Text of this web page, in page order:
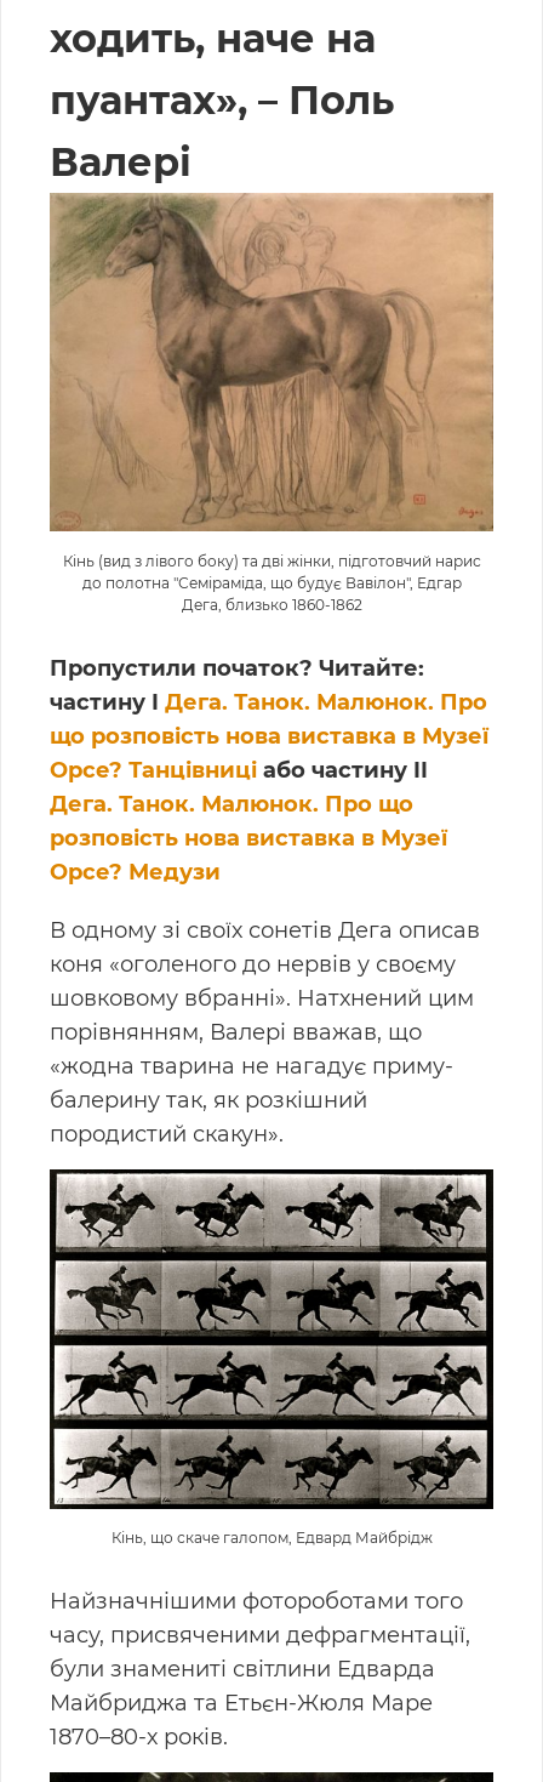
ходить, наче на
пуантах», – Поль
Валері
Кінь (вид з лівого боку) та дві жінки, підготовчий нарис
до полотна "Семіраміда, що будує Вавілон", Едгар
Дега, близько 1860-1862
Пропустили початок? Читайте:
частину I Дега. Танок. Малюнок. Про
що розповість нова виставка в Музеї
Орсе? Танцівниці або частину II
Дега. Танок. Малюнок. Про що
розповість нова виставка в Музеї
Орсе? Медузи
В одному зі своїх сонетів Дега описав
коня «оголеного до нервів у своєму
шовковому вбранні». Натхнений цим
порівнянням, Валері вважав, що
«жодна тварина не нагадує приму-
балерину так, як розкішний
породистий скакун».
Кінь, що скаче галопом, Едвард Мaйбрідж
Найзначнішими фотороботами того
часу, присвяченими дефрагментації,
були знамениті світлини Едварда
Майбриджа та Етьєн-Жюля Маре
1870–80-х років.